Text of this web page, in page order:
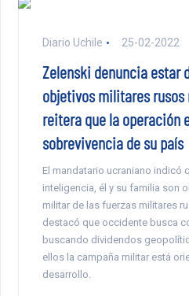
Diario Uchile 25-02-2022
Zelenski denuncia estar
objetivos militares
reitera que la operación
sobrevivencia de su país
El mandatario ucraniano indicó
inteligencia, él y su familia son
militar de las fuerzas militares
destacó que occidente busca
buscando dividendos
ellos la campaña militar está
desarrollo.